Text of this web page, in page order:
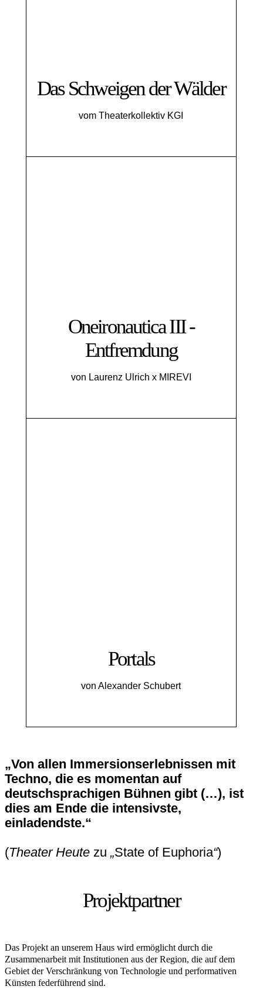
Das Schweigen der Wälder
vom Theaterkollektiv KGI
Oneironautica III -
Entfremdung
von Laurenz Ulrich x MIREVI
Portals
von Alexander Schubert
„Von allen Immersionserlebnissen mit
Techno, die es momentan auf
deutschsprachigen Bühnen gibt (…), ist
dies am Ende die intensivste,
einladendste.“
(Theater Heute zu „State of Euphoria“)
Projektpartner
Das Projekt an unserem Haus wird ermöglicht durch die
Zusammenarbeit mit Institutionen aus der Region, die auf dem
Gebiet der Verschränkung von Technologie und performativen
Künsten federführend sind.